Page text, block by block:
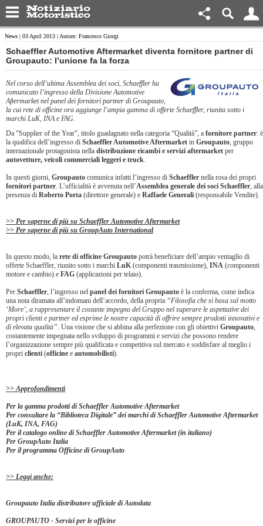
News | 03 April 2013 | Autore: Francesco Giorgi
Schaeffler Automotive Aftermarket diventa fornitore partner di
Groupauto: l’unione fa la forza
Nel corso dell’ultima Assemblea dei soci, Schaeffler ha
comunicato l’ingresso della Divisione Automotive
Aftermarket nel panel dei fornitori partner di Groupauto,
la cui rete di officine ora aggiunge l’ampia gamma di offerte Schaeffler, riunita sotto i
marchi LuK, INA e FAG.
Da “Supplier of the Year”, titolo guadagnato nella categoria “Qualità”, a fornitore partner: è
la qualifica dell’ingresso di Schaeffler Automotive Aftermarket in Groupauto, gruppo
internazionale protagonista nella distribuzione ricambi e servizi aftermarket per
autovetture, veicoli commerciali leggeri e truck.
In questi giorni, Groupauto comunica infatti l’ingresso di Schaeffler nella rosa dei propri
fornitori partner. L’ufficialità è avvenuta nell’Assemblea generale dei soci Schaeffler, alla
presenza di Roberto Porta (direttore generale) e Raffaele Generali (responsabile Vendite).
>> Per saperne di più su Schaeffler Automotive Aftermarket
>> Per saperne di più su GroupAuto International
In questo modo, la rete di officine Groupauto potrà beneficiare dell’ampio ventaglio di
offerte Schaeffler, riunito sotto i marchi LuK (componenti trasmissione), INA (componenti
motore e cambio) e FAG (applicazioni per telaio).
Per Schaeffler, l’ingresso nel panel dei fornitori Groupauto è la conferma, come indica
una nota diramata all’indomani dell’accordo, della propria “Filosofia che si basa sul motto
‘More’, a rappresentare il costante impegno del Gruppo nel superare le aspettative dei
propri clienti e partner ed esprime le nostre capacità di offrire sempre prodotti innovativi e
di elevata qualità”. Una visione che si abbina alla perfezione con gli obiettivi Groupauto,
costantemente impegnata nello sviluppo di programmi e servizi che possono rendere
l’organizzazione sempre più qualificata e competitiva sul mercato e soddisfare al meglio i
propri clienti (officine e automobilisti).
>> Approfondimenti
Per la gamma prodotti di Schaeffler Automotive Aftermarket
Per consultare la “Biblioteca Digitale” dei marchi di Schaeffler Automotive Aftermarket
(LuK, INA, FAG)
Per il catalogo online di Schaeffler Automotive Aftermarket (in italiano)
Per GroupAuto Italia
Per il programma Officine di GroupAuto
>> Leggi anche:
Groupauto Italia distributore ufficiale di Autodata
GROUPAUTO - Servizi per le officine